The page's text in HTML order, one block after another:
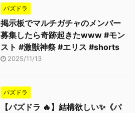
パズドラ
掲示板でマルチガチャのメンバー
募集したら奇跡起きたwww #モン
スト #激獣神祭 #エリス #shorts
2025/11/13
パズドラ
【パズドラ 🔥】結構欲しい✨《パ